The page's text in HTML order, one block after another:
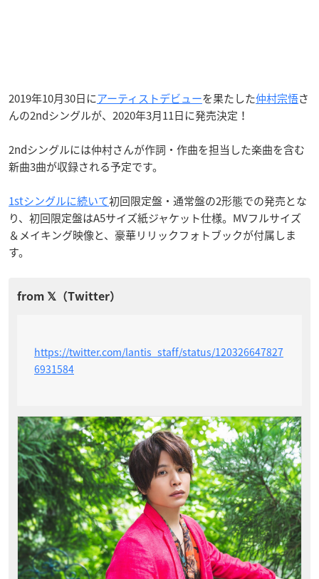
2019年10月30日にアーティストデビューを果たした仲村宗悟さ
んの2ndシングルが、2020年3月11日に発売決定！
2ndシングルには仲村さんが作詞・作曲を担当した楽曲を含む
新曲3曲が収録される予定です。
1stシングルに続いて初回限定盤・通常盤の2形態での発売とな
り、初回限定盤はA5サイズ紙ジャケット仕様。MVフルサイズ
＆メイキング映像と、豪華リリックフォトブックが付属しま
す。
https://twitter.com/lantis_staff/status/120326647827
6931584